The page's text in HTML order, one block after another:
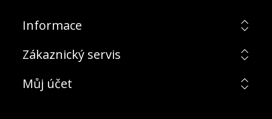
Informace
Zákaznický servis
Můj účet